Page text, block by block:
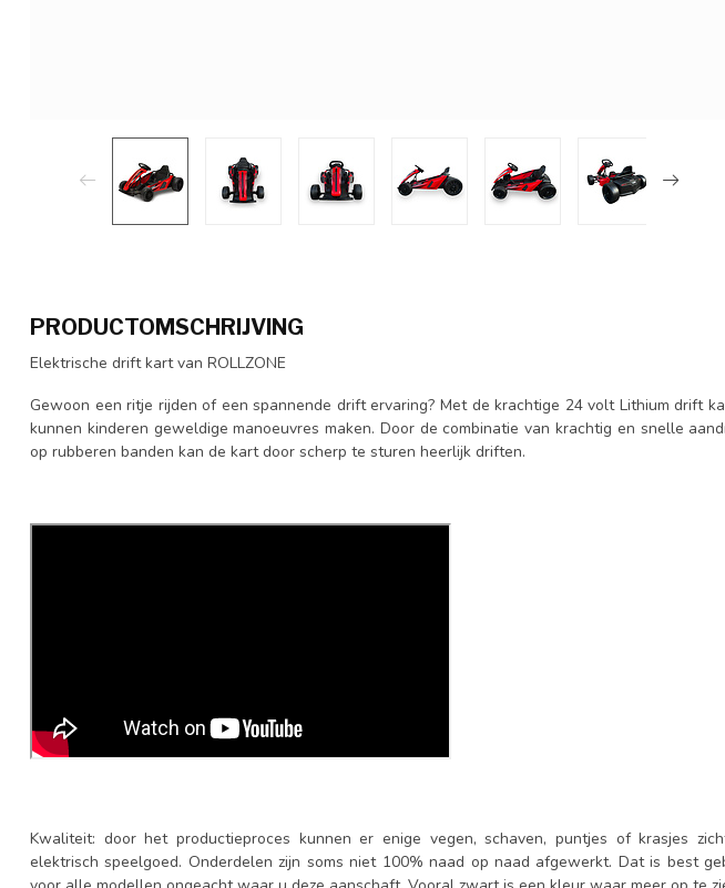
PRODUCTOMSCHRIJVING
Elektrische drift kart van ROLLZONE
Gewoon een ritje rijden of een spannende drift ervaring? Met de krachtige 24 volt Lithium drift
kunnen kinderen geweldige manoeuvres maken. Door de combinatie van krachtig en snelle
op rubberen banden kan de kart door scherp te sturen heerlijk driften.
Kwaliteit: door het productieproces kunnen er enige vegen, schaven, puntjes of krasjes
elektrisch speelgoed. Onderdelen zijn soms niet 100% naad op naad afgewerkt. Dat is best